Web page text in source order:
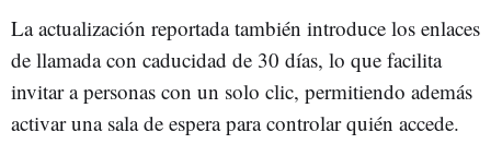
La actualización reportada también introduce los enlaces
de llamada con caducidad de 30 días, lo que facilita
invitar a personas con un solo clic, permitiendo además
activar una sala de espera para controlar quién accede.